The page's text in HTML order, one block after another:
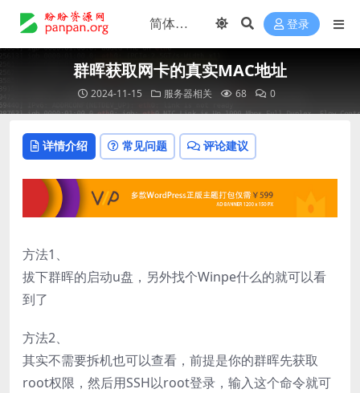
登录
群晖获取网卡的真实MAC地址
2024-11-15 服务器相关 68 0
详情介绍 常见问题 评论建议
方法1、
拔下群晖的启动u盘，另外找个Winpe什么的就可以看
到了
方法2、
其实不需要拆机也可以查看，前提是你的群晖先获取
root权限，然后用SSH以root登录，输入这个命令就可